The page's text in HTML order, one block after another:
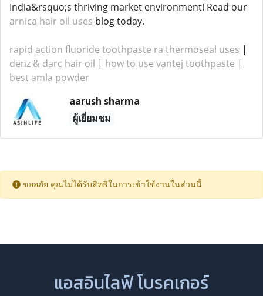
India&rsquo;s thriving market environment! Read our
arnica hair oil uses blog today.
rapid action fluoride toothpaste ra thermoseal uses |
denz & darc hair oil | how to use vantej toothpaste |
best amla powder
aarush sharma
ผู้เยี่ยมชม
ขออภัย คุณไม่ได้รับสิทธิในการเข้าใช้งานในส่วนนี้
แอสอินไลฟ์ โบรคเกอร์